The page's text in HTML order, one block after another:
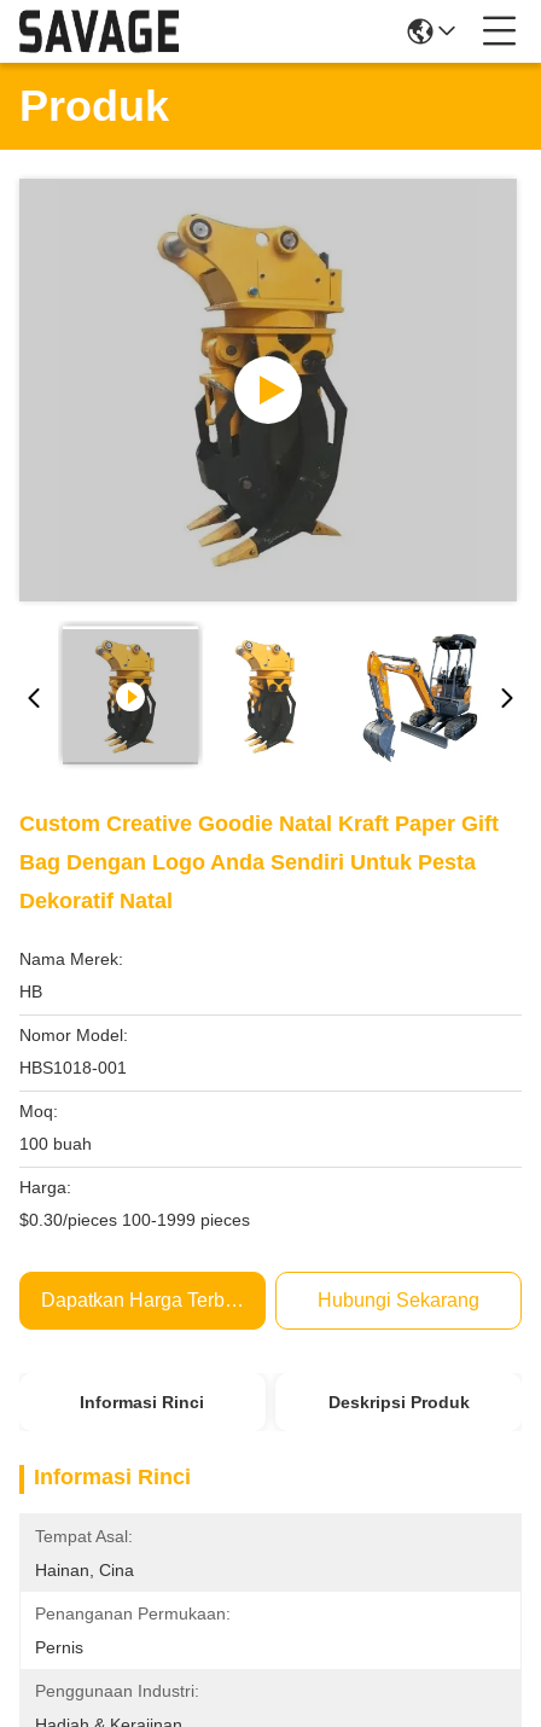
Produk
Custom Creative Goodie Natal Kraft Paper Gift
Bag Dengan Logo Anda Sendiri Untuk Pesta
Dekoratif Natal
Nama Merek:
HB
Nomor Model:
HBS1018-001
Moq:
100 buah
Harga:
$0.30/pieces 100-1999 pieces
Dapatkan Harga Terbaik Hubungi Sekarang
Informasi Rinci Deskripsi Produk
Informasi Rinci
Tempat Asal:
Hainan, Cina
Penanganan Permukaan:
Pernis
Penggunaan Industri: